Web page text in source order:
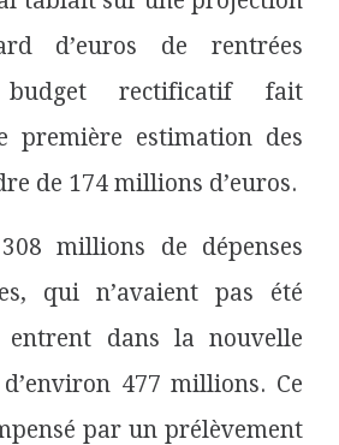
d’euros de rentrées
rectificatif fait
première estimation des
de 174 millions d’euros.
millions de dépenses
qui n’avaient pas été
entrent dans la nouvelle
477 millions. Ce
par un prélèvement